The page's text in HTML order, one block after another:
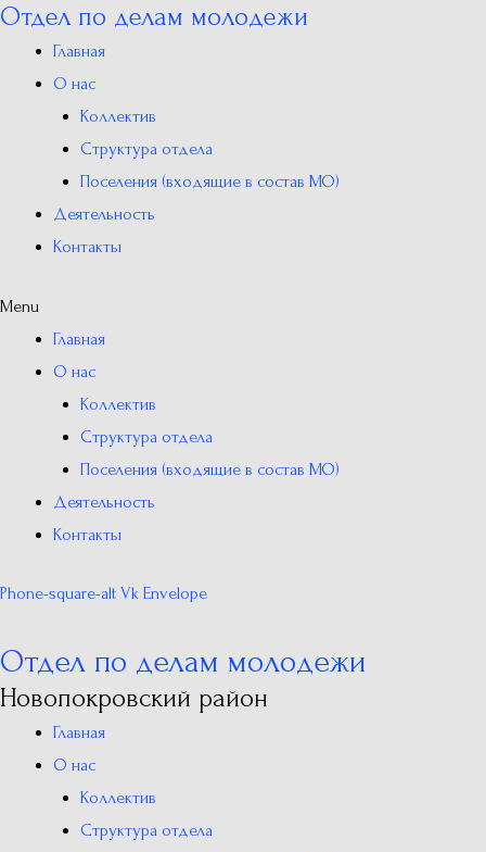
Перейти
содержимому
Отдел по делам молодежи
Главная
О нас
Коллектив
Структура отдела
Поселения (входящие в состав МО)
Деятельность
Контакты
Menu
Главная
О нас
Коллектив
Структура отдела
Поселения (входящие в состав МО)
Деятельность
Контакты
Phone-square-alt Vk Envelope
Отдел по делам молодежи
Новопокровский район
Главная
О нас
Коллектив
Структура отдела